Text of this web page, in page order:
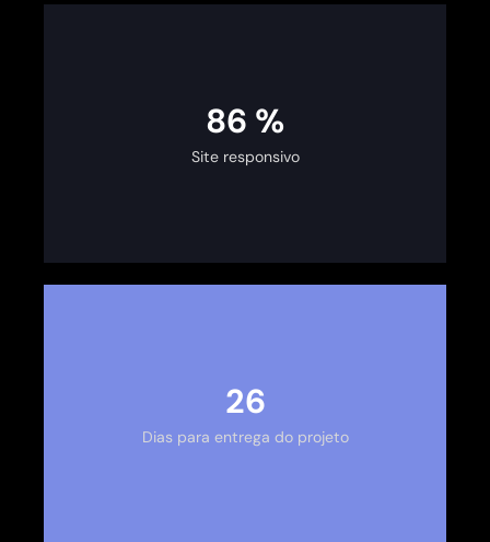
100 %
Site responsivo
30
Dias para entrega do projeto